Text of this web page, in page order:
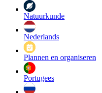
Natuurkunde
Nederlands
Plannen en organiseren
Portugees